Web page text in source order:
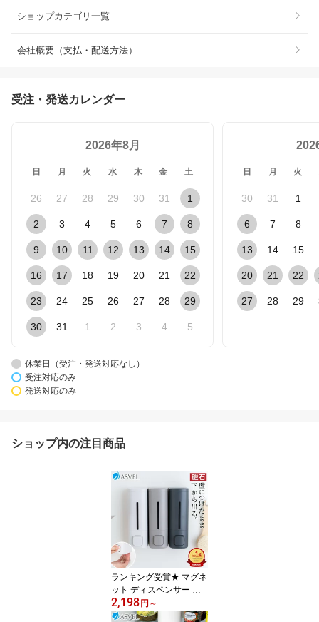
ショップカテゴリ一覧
会社概要（支払・配送方法）
受注・発送カレンダー
2026年8月
日 月 火 水 木 金 土
26 27 28 29 30 31 1
2 3 4 5 6 7 8
9 10 11 12 13 14 15
16 17 18 19 20 21 22
23 24 25 26 27 28 29
30 31 1 2 3 4 5
日 月 火
30 31 1
6 7 8
13 14 15
20 21 22
27 28 29
休業日（受注・発送対応なし）
受注対応のみ
発送対応のみ
ショップ内の注目商品
ランキング受賞★ マグネ
ット ディスペンサー 下
から出る 磁石 壁掛け 浮
かせる収納 シャンプーボ
2,198 円 ～